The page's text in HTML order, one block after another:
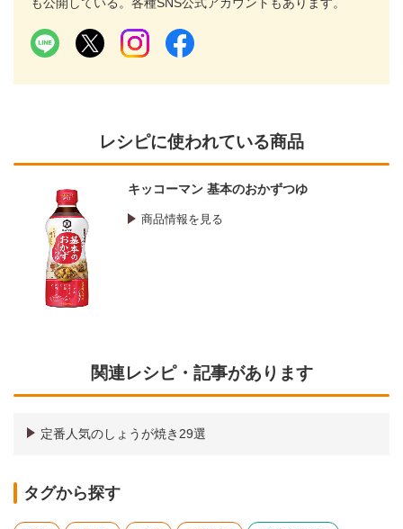
も公開している。各種SNS公式アカウントもあります。
レシピに使われている商品
キッコーマン 基本のおかずつゆ
商品情報を見る
関連レシピ・記事があります
定番人気のしょうが焼き29選
タグから探す